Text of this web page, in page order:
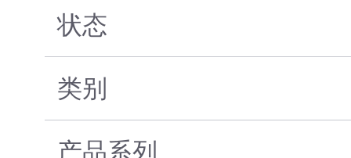
状态
类别
产品系列